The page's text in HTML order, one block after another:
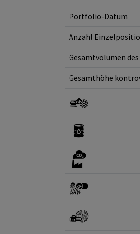
Portfolio-Datum
Anzahl
Gesamtvolumen des
Gesamthöhe